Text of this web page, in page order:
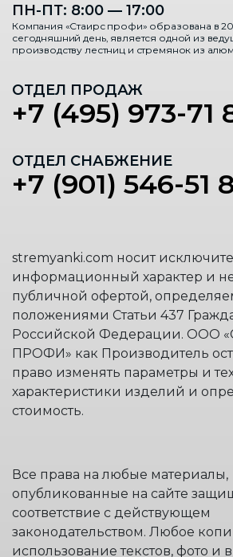
ПН-ПТ: 8:00 — 17:00
Компания «Стаирс профи» образована в
сегодняшний день, является одной из
производству лестниц и стремянок из
ОТДЕЛ ПРОДАЖ
+7 (495) 973-71
ОТДЕЛ СНАБЖЕНИЕ
+7 (901) 546-51
stremyanki.com носит
информационный характер и не
публичной офертой,
положениями Статьи 437
Российской Федерации. ООО
ПРОФИ» как Производитель
право изменять параметры и
характеристики изделий и
стоимость.
Все права на любые материалы,
опубликованные на сайте
соответствие с действующем
законодательством. Любое
использование текстов, фото и